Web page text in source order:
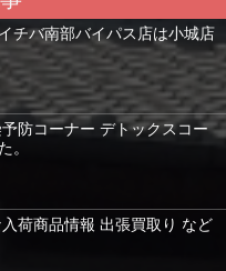
チバ南部バイパス店は小城店
防コーナー デトックスコー
。
荷商品情報 出張買取り など